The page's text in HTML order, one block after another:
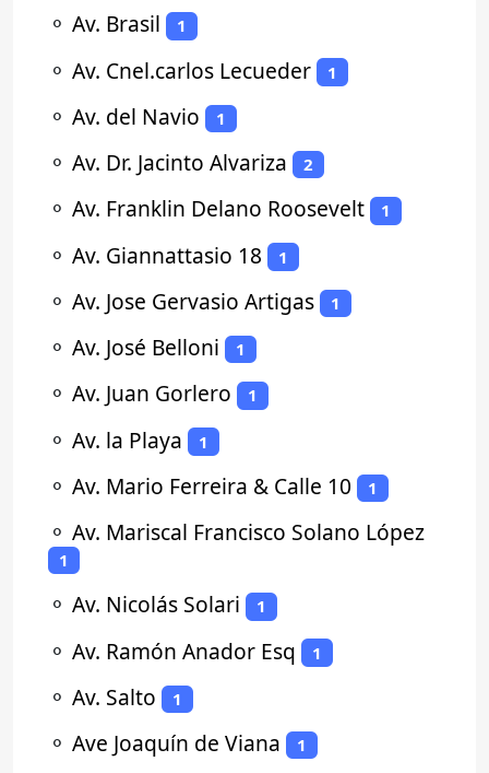
⚬ Av. Brasil 1
⚬ Av. Cnel.carlos Lecueder 1
⚬ Av. del Navio 1
⚬ Av. Dr. Jacinto Alvariza 2
⚬ Av. Franklin Delano Roosevelt 1
⚬ Av. Giannattasio 18 1
⚬ Av. Jose Gervasio Artigas 1
⚬ Av. José Belloni 1
⚬ Av. Juan Gorlero 1
⚬ Av. la Playa 1
⚬ Av. Mario Ferreira & Calle 10 1
⚬ Av. Mariscal Francisco Solano López
1
⚬ Av. Nicolás Solari 1
⚬ Av. Ramón Anador Esq 1
⚬ Av. Salto 1
⚬ Ave Joaquín de Viana 1